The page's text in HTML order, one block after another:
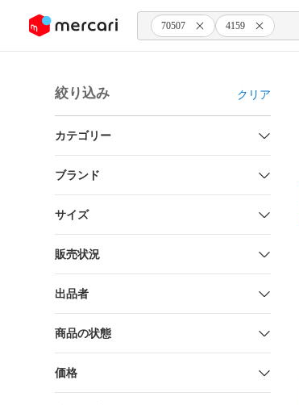
ツにスキップ 70507 4159
絞り込み クリア
カテゴリー
ブランド
サイズ
販売状況
出品者
商品の状態
価格